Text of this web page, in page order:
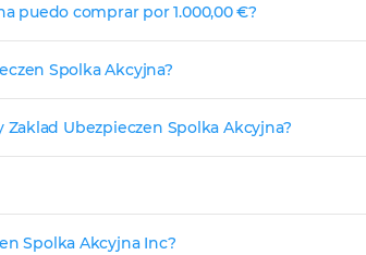
puedo comprar por 1.000,00 €?
Spolka Akcyjna?
Zaklad Ubezpieczen Spolka Akcyjna?
Spolka Akcyjna Inc?